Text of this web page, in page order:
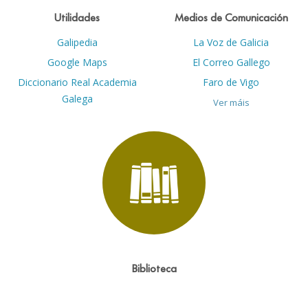
Utilidades
Galipedia
Google Maps
Diccionario Real Academia
Galega
Medios de Comunicación
La Voz de Galicia
El Correo Gallego
Faro de Vigo
Ver máis
Biblioteca